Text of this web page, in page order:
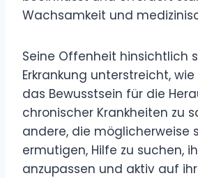
Wachsamkeit und
Seine Offenheit hinsichtlich
Erkrankung unterstreicht,
das Bewusstsein für die
chronischer Krankheiten zu
andere, die möglicherweise
ermutigen, Hilfe zu suchen,
anzupassen und aktiv auf